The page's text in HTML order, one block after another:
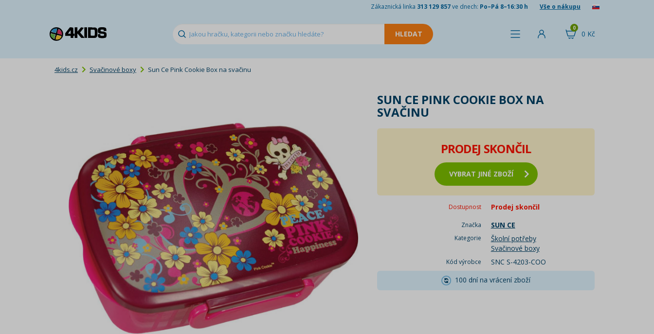
Zákaznická linka 313 129 857ve dnech: Po–Pá 8–16:30 h Vše o nákupu
0 Kč
0
4kids.cz Svačinové boxy Sun Ce Pink Cookie Box na svačinu
SUN CE PINK COOKIE BOX NA
SVAČINU
PRODEJ SKONČIL
VYBRAT JINÉ ZBOŽÍ
Dostupnost Prodej skončil
Značka SUN CE
Kategorie
Školní potřeby
Svačinové boxy
Kód výrobce
SNC S-4203-COO
100 dní na vrácení zboží